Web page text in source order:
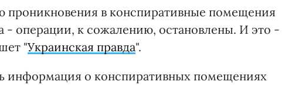
проникновения в конспиративные помещения
- операции, к сожалению, остановлены. И это -
"Украинская правда".
информация о конспиративных помещениях